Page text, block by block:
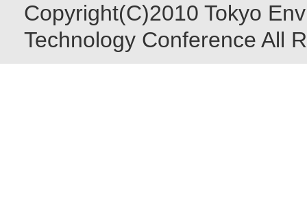
Copyright(C)2010 Tokyo
Technology Conference All